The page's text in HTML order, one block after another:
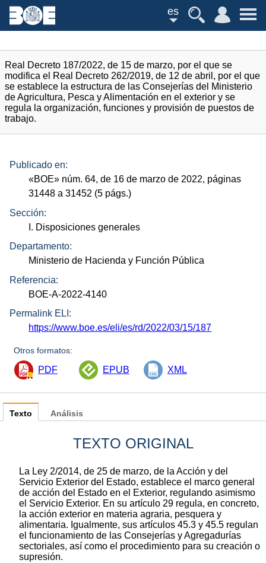
es
Real Decreto 187/2022, de 15 de marzo, por el que se
modifica el Real Decreto 262/2019, de 12 de abril, por el que
se establece la estructura de las Consejerías del Ministerio
de Agricultura, Pesca y Alimentación en el exterior y se
regula la organización, funciones y provisión de puestos de
trabajo.
Publicado en:
«BOE» núm. 64, de 16 de marzo de 2022, páginas
31448 a 31452 (5 págs.)
Sección:
I. Disposiciones generales
Departamento:
Ministerio de Hacienda y Función Pública
Referencia:
BOE-A-2022-4140
Permalink ELI:
https://www.boe.es/eli/es/rd/2022/03/15/187
Otros formatos:
PDF EPUB XML
Texto
TEXTO ORIGINAL
La Ley 2/2014, de 25 de marzo, de la Acción y del
Servicio Exterior del Estado, establece el marco general
de acción del Estado en el Exterior, regulando asimismo
el Servicio Exterior. En su artículo 29 regula, en concreto,
la acción exterior en materia agraria, pesquera y
alimentaria. Igualmente, sus artículos 45.3 y 45.5 regulan
el funcionamiento de las Consejerías y Agregadurías
sectoriales, así como el procedimiento para su creación o
supresión.
Análisis